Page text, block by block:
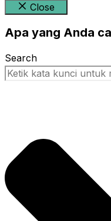
Close
Apa yang Anda
Search